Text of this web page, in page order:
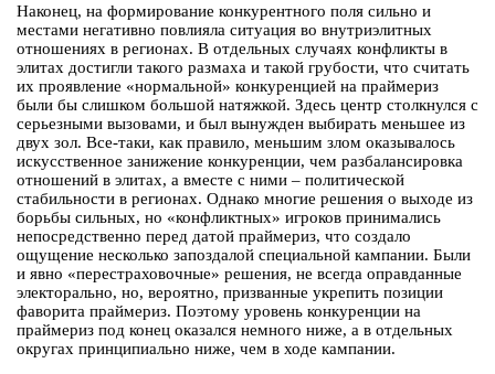
Наконец, на формирование конкурентного поля сильно и
местами негативно повлияла ситуация во внутриэлитных
отношениях в регионах. В отдельных случаях конфликты в
элитах достигли такого размаха и такой грубости, что считать
их проявление «нормальной» конкуренцией на праймериз
были бы слишком большой натяжкой. Здесь центр столкнулся с
серьезными вызовами, и был вынужден выбирать меньшее из
двух зол. Все-таки, как правило, меньшим злом оказывалось
искусственное занижение конкуренции, чем разбалансировка
отношений в элитах, а вместе с ними – политической
стабильности в регионах. Однако многие решения о выходе из
борьбы сильных, но «конфликтных» игроков принимались
непосредственно перед датой праймериз, что создало
ощущение несколько запоздалой специальной кампании. Были
и явно «перестраховочные» решения, не всегда оправданные
электорально, но, вероятно, призванные укрепить позиции
фаворита праймериз. Поэтому уровень конкуренции на
праймериз под конец оказался немного ниже, а в отдельных
округах принципиально ниже, чем в ходе кампании.